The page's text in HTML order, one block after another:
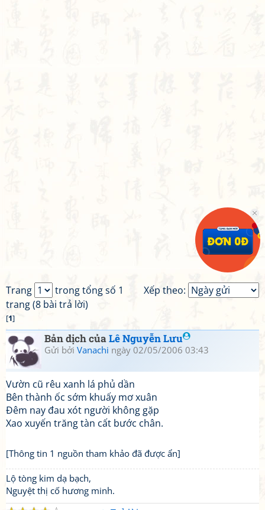
Xếp theo:
Trang
trong tổng số 1
trang (8 bài trả lời)
[1]
Bản dịch củaLê Nguyễn Lưu
Gửi bởi Vanachi ngày 02/05/2006 03:43
Vườn cũ rêu xanh lá phủ dần
Bên thành ốc sớm khuấy mơ xuân
Đêm nay đau xót người không gặp
Xao xuyến trăng tàn cất bước chân.
[Thông tin 1 nguồn tham khảo đã được ẩn]
Lộ tòng kim dạ bạch,
Nguyệt thị cố hương minh.